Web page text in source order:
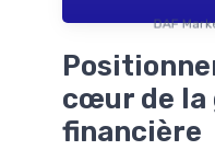
DAF
cœur de la
financière